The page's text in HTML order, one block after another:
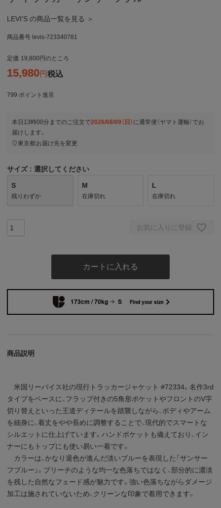
LEVI’S の商品一覧を見る ＞
商品番号 levis-723340781
定価 19,800 のところ
15,980 税込
799 ポイント進呈
本日 13時00分 までのご注文で2026/08/09（日） に通常便（ヤマト運輸） でお
届けします。
東京都お届け先を変更
サイズ 選択してください
S
残りわずか
M
在庫切れ
L
在庫切れ
お気に入りに登録
カートに入れる
173cm / 70kg S Find your size
商品説明
米国リーバイス社の現行トラッカージャケット #72334。名作3rd
タイプをベースに、フラップ付きの5角形ポケットやフロントのV字
切り替えといった王道ディテールを踏襲しながら、ボディやアーム
を細身に、着丈をやや長めに調整することで、現代的でスマートな
シルエットに仕上げています。ハンドポケットも備えており、イン
ナーにもトップにも使い易い一着です。
カラーは、かなり退色が進んだ淡いブルーを表現した「サンサー
フブルー」。ブリーチのような均一な色落ちではなく、部分的に濃淡
を残した自然なフェード感が魅力です。強い色落ちながらダメージ
加工は施されていないため、クリーンな印象で着用できます。